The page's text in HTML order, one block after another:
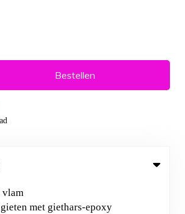
Bestellen
vlam
met giethars-epoxy